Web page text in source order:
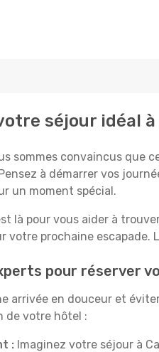
séjour idéal
sommes convaincus
à démarrer vos
un moment spécial.
là pour vous aider à
votre prochaine escapade.
pour réserver
arrivée en douceur et
de votre hôtel :
: Imaginez votre séjour à